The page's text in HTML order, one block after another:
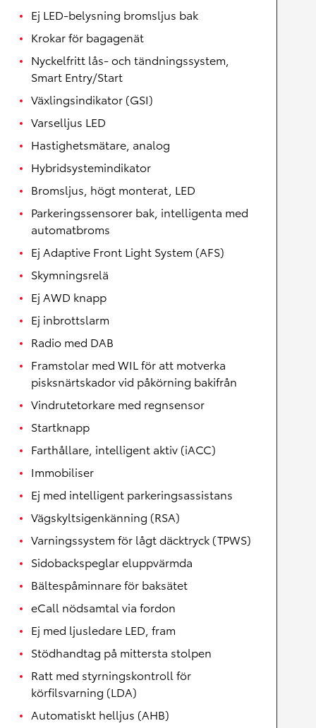
Ej LED-belysning bromsljus bak
Krokar för bagagenät
Nyckelfritt lås- och tändningssystem,
Smart Entry/Start
Växlingsindikator (GSI)
Varselljus LED
Hastighetsmätare, analog
Hybridsystemindikator
Bromsljus, högt monterat, LED
Parkeringssensorer bak, intelligenta med
automatbroms
Ej Adaptive Front Light System (AFS)
Skymningsrelä
Ej AWD knapp
Ej inbrottslarm
Radio med DAB
Framstolar med WIL för att motverka
pisksnärtskador vid påkörning bakifrån
Vindrutetorkare med regnsensor
Startknapp
Farthållare, intelligent aktiv (iACC)
Immobiliser
Ej med intelligent parkeringsassistans
Vägskyltsigenkänning (RSA)
Varningssystem för lågt däcktryck (TPWS)
Sidobackspeglar eluppvärmda
Bältespåminnare för baksätet
eCall nödsamtal via fordon
Ej med ljusledare LED, fram
Stödhandtag på mittersta stolpen
Ratt med styrningskontroll för
körfilsvarning (LDA)
Automatiskt helljus (AHB)